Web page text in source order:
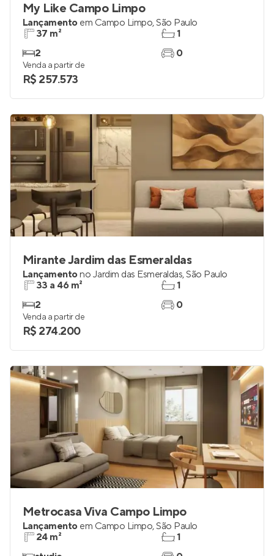
My Like Campo Limpo
Lançamento em Campo Limpo,São Paulo
37 m²
2
1
0
Venda a partir de
R$ 257.573
Mirante Jardim das Esmeraldas
Lançamentono Jardim das Esmeraldas,São Paulo
33 a 46 m²
2
1
0
Venda a partir de
R$ 274.200
Metrocasa Viva Campo Limpo
Lançamento em Campo Limpo,São Paulo
24 m²
1